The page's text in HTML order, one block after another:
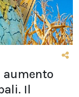
aumento
Il